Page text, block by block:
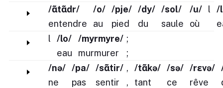
/ɑ̃tɑ̃dr/
entendre
/o/
au
/pje/
pied
/dy/
du
/sol/
saule
/u/
où
l
/
l
/lo/
eau
/myrmyre/
murmurer
;
;
/nə/
ne
/pa/
pas
/sɑ̃tir/
sentir
,
,
/tɑ̃kə/
tant
/sə/
ce
/rɛvə/
rêve